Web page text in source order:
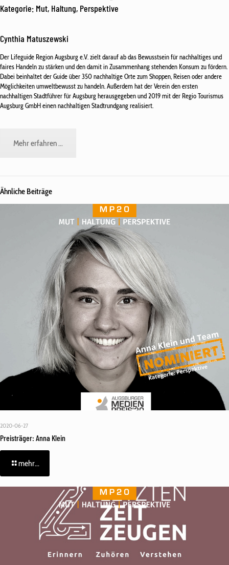
Kategorie: Mut, Haltung, Perspektive
Cynthia Matuszewski
Der Lifeguide Region Augsburg e.V. zielt darauf ab das Bewusstsein für nachhaltiges und
faires Handeln zu stärken und den damit in Zusammenhang stehenden Konsum zu fördern.
Dabei beinhaltet der Guide über 350 nachhaltige Orte zum Shoppen, Reisen oder andere
Möglichkeiten umweltbewusst zu handeln. Außerdem hat der Verein den ersten
nachhaltigen Stadtführer für Augsburg herausgegeben und 2019 mit der Regio Tourismus
Augsburg GmbH einen nachhaltigen Stadtrundgang realisiert.
Mehr erfahren ...
Ähnliche Beiträge
2020-06-27
Preisträger: Anna Klein
mehr...